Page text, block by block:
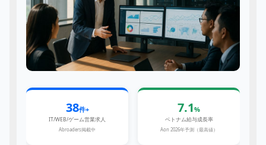
38件+
IT/WEB/ゲーム営業求人
Abroaders掲載中
7.1%
ベトナム給与成長率
Aon 2026年予測（最高値）